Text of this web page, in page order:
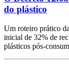
do plástico
Um roteiro prático
inicial de 32% de
plásticos pós-